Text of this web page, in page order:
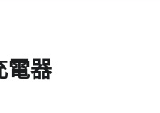
電器